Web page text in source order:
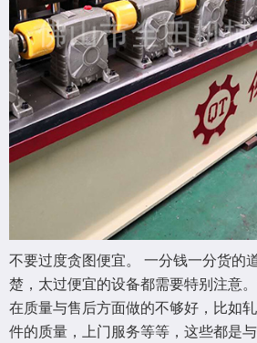
不要过度贪图便宜。 一分钱一分货的
楚，太过便宜的设备都需要特别注意
在质量与售后方面做的不够好，比如
件的质量，上门服务等等，这些都是